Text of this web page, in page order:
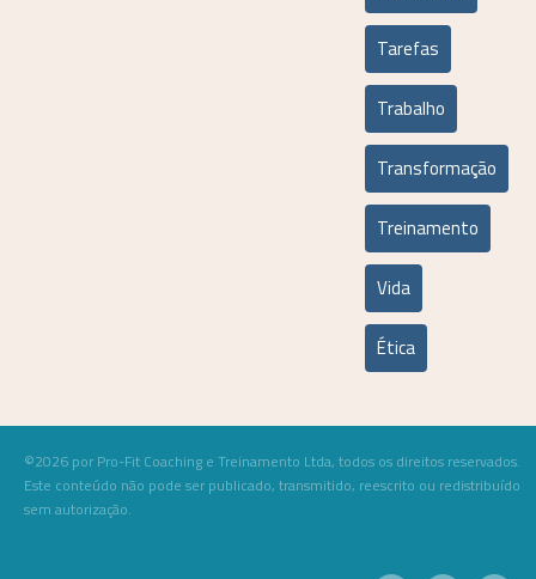
Tarefas
Trabalho
Transformação
Treinamento
Vida
Ética
©2026 por Pro-Fit Coaching e Treinamento Ltda, todos os direitos reservados.
Este conteúdo não pode ser publicado, transmitido, reescrito ou redistribuído
sem autorização.